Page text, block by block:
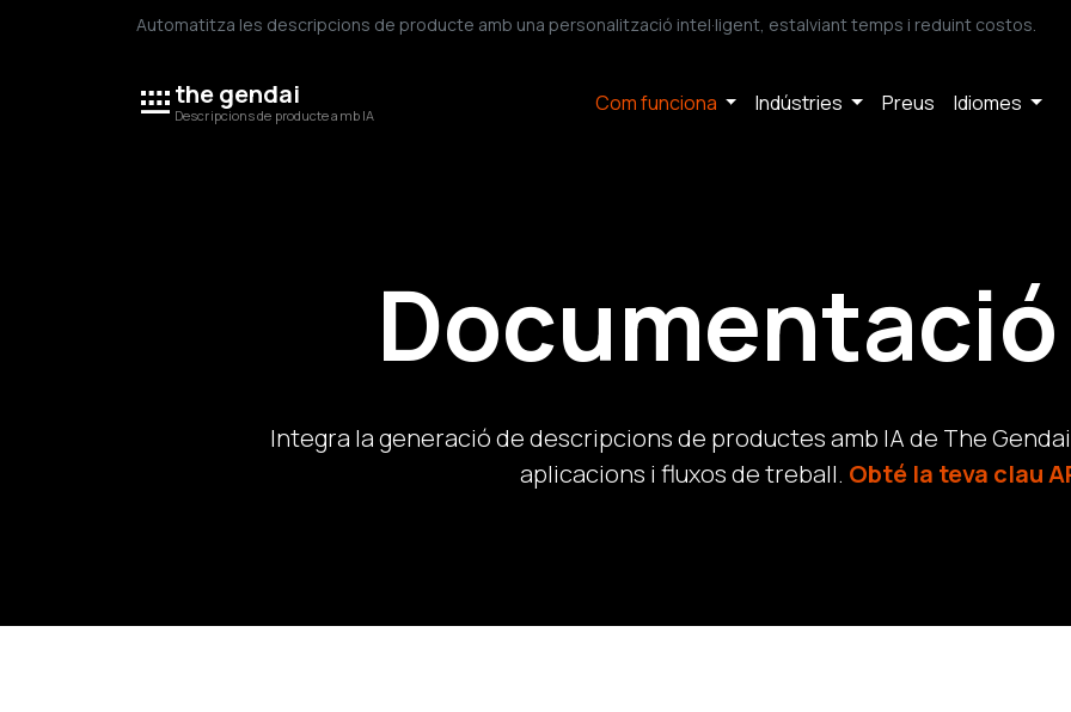
Automatitza les descripcions de producte amb una personalització intel·ligent, estalviant temps i reduint costos.
the gendai
Descripcions de producte amb IA Com funciona Indústries Preus Idiomes
Documentació
Integra la generació de descripcions de productes amb IA de The
aplicacions i fluxos de treball. Obté la teva clau